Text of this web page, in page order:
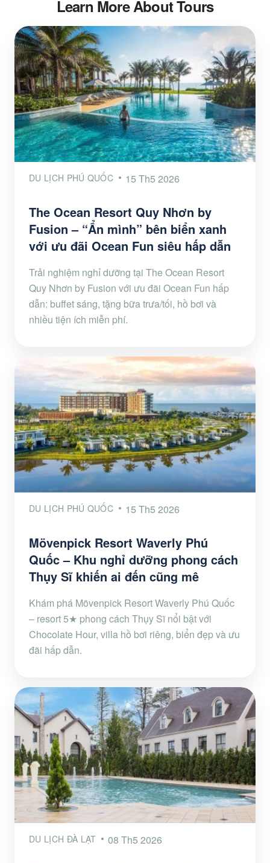
Learn More About Tours
DU LỊCH PHÚ QUỐC 15 Th5 2026
The Ocean Resort Quy Nhơn by
Fusion – “Ẩn mình” bên biển xanh
với ưu đãi Ocean Fun siêu hấp dẫn
Trải nghiệm nghỉ dưỡng tại The Ocean Resort
Quy Nhơn by Fusion với ưu đãi Ocean Fun hấp
dẫn: buffet sáng, tặng bữa trưa/tối, hồ bơi và
nhiều tiện ích miễn phí.
DU LỊCH PHÚ QUỐC 15 Th5 2026
Mövenpick Resort Waverly Phú
Quốc – Khu nghỉ dưỡng phong cách
Thụy Sĩ khiến ai đến cũng mê
Khám phá Mövenpick Resort Waverly Phú Quốc
– resort 5★ phong cách Thụy Sĩ nổi bật với
Chocolate Hour, villa hồ bơi riêng, biển đẹp và ưu
đãi hấp dẫn.
DU LỊCH ĐÀ LẠT 08 Th5 2026